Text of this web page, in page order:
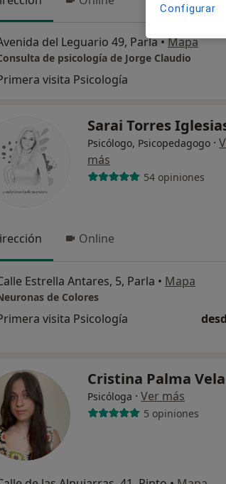
del Leguario 49, Parla•Mapa
de psicología de Jorge Claudio
visita Psicología
Sarai Torres
Psicólogo, Psicopedagogo ·
más
54 opiniones
Online
Estrella Antares, 5, Parla • Mapa
de Colores
visita Psicología
Cristina Palma Vela
Psicóloga · Ver más
5 opiniones
Configurar